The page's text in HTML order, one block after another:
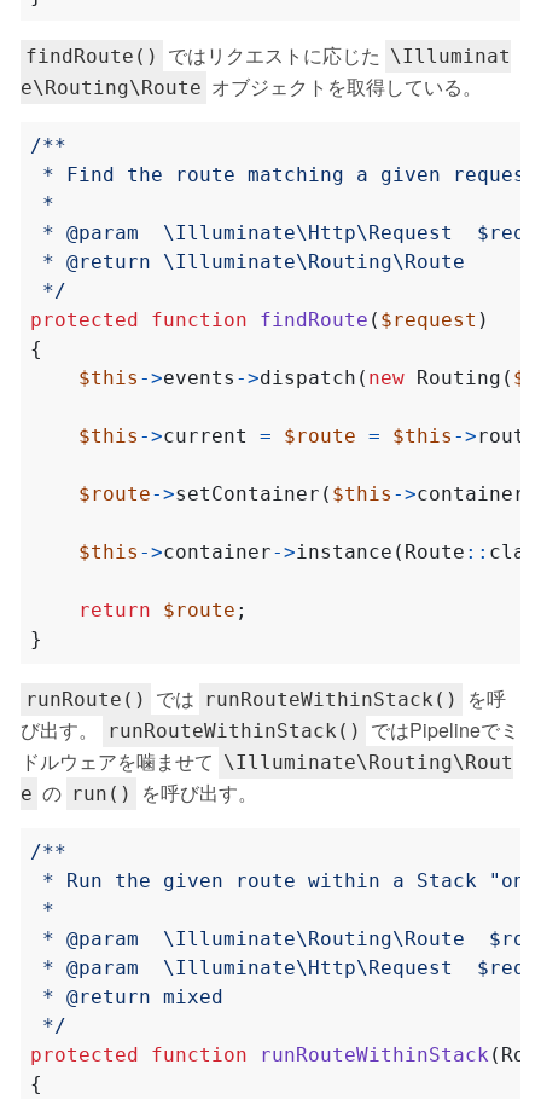
findRoute() ではリクエストに応じた \Illuminat
e\Routing\Route オブジェクトを取得している。
*/
protected
function findRoute ( $request )
{
$this ->events ->dispatch ( new Routing (
$this ->current = $route = $this ->
$route->setContainer ( $this ->container
$this ->container->instance ( Route ::
return $route ;
}
runRoute() では runRouteWithinStack()
を呼
び出す。
runRouteWithinStack()
ではPipelineでミ
ドルウェアを噛ませて \Illuminate\Routing\Rout
e の run() を呼び出す。
*/
protected
function runRouteWithinStack (
{